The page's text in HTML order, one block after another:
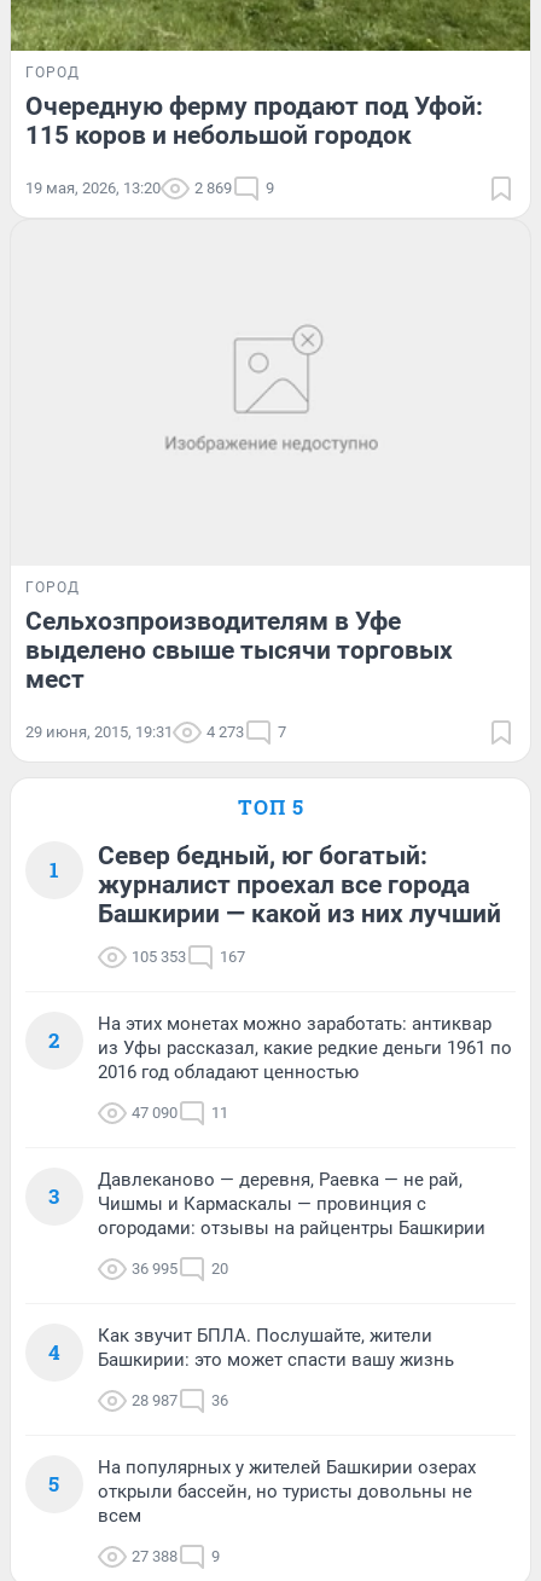
ГОРОД
Очередную ферму продают под Уфой:
115 коров и небольшой городок
19 мая, 2026, 13:20 2 869 9
ГОРОД
Сельхозпроизводителям в Уфе
выделено свыше тысячи торговых
мест
29 июня, 2015, 19:31 4 273 7
ТОП 5
1
Север бедный, юг богатый:
журналист проехал все города
Башкирии — какой из них лучший
105 353 167
2
На этих монетах можно заработать: антиквар
из Уфы рассказал, какие редкие деньги 1961 по
2016 год обладают ценностью
47 090 11
3
Давлеканово — деревня, Раевка — не рай,
Чишмы и Кармаскалы — провинция с
огородами: отзывы на райцентры Башкирии
36 995 20
4
Как звучит БПЛА. Послушайте, жители
Башкирии: это может спасти вашу жизнь
28 987 36
5
На популярных у жителей Башкирии озерах
открыли бассейн, но туристы довольны не
всем
27 388 9